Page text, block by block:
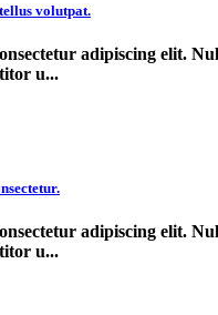
volutpat.
adipiscing elit.
u...
adipiscing elit.
u...